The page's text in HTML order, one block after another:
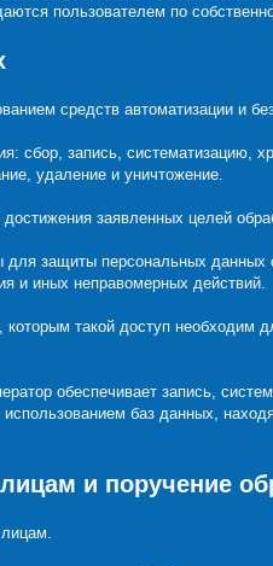
пользователем по
средств автоматизации и
запись, систематизацию,
удаление и уничтожение.
заявленных целей
защиты персональных данных
и иных неправомерных действий.
такой доступ необходим
обеспечивает запись,
баз данных,
и поручение